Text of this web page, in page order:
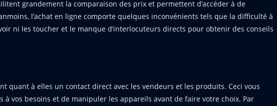
grandement la comparaison des prix et permettent d’accéder à de
l’achat en ligne comporte quelques inconvénients tels que la difficulté à
ni les toucher et le manque d’interlocuteurs directs pour obtenir des conseils
quant à elles un contact direct avec les vendeurs et les produits. Ceci vous
à vos besoins et de manipuler les appareils avant de faire votre choix. Par